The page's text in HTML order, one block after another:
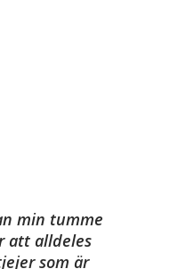
min tumme
att alldeles
som är